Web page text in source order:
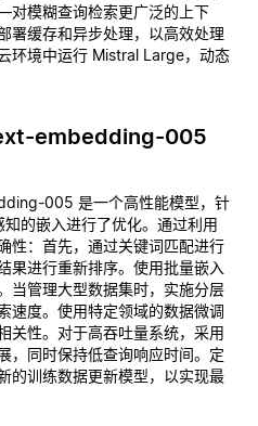
模糊查询检索更广泛的上下
署缓存和异步处理，以高效处理
环境中运行 Mistral Large，动态
embedding-005
005 是一个高性能模型，针
的嵌入进行了优化。通过利用
性：首先，通过关键词匹配进行
果进行重新排序。使用批量嵌入
当管理大型数据集时，实施分层
速度。使用特定领域的数据微调
关性。对于高吞吐量系统，采用
，同时保持低查询响应时间。定
的训练数据更新模型，以实现最